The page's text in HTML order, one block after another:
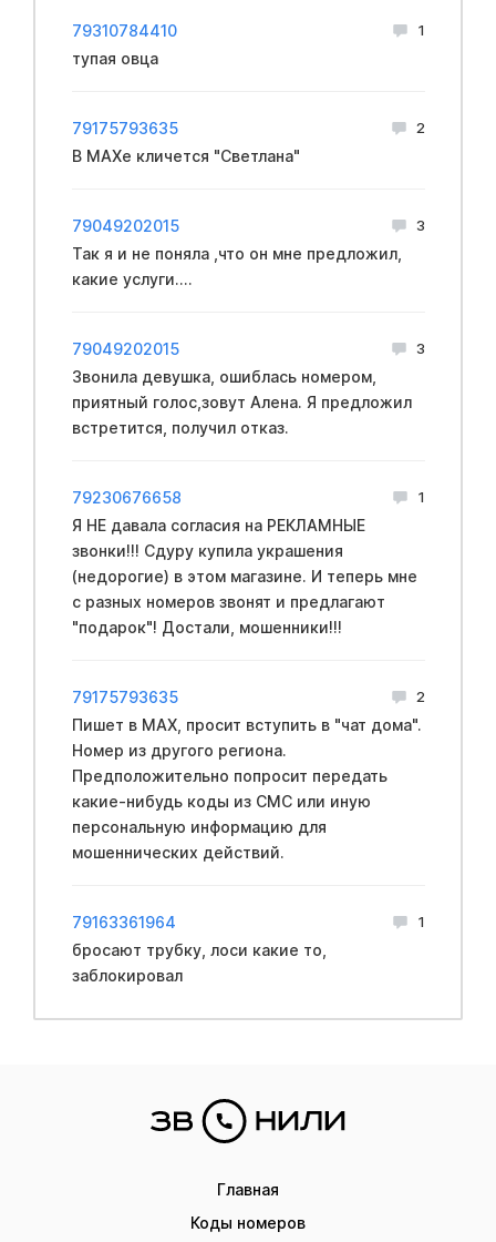
79310784410 1
тупая овца
79175793635 2
В МАХе кличется "Светлана"
79049202015 3
Так я и не поняла ,что он мне предложил,
какие услуги....
79049202015 3
Звонила девушка, ошиблась номером,
приятный голос,зовут Алена. Я предложил
встретится, получил отказ.
79230676658 1
Я НЕ давала согласия на РЕКЛАМНЫЕ
звонки!!! Сдуру купила украшения
(недорогие) в этом магазине. И теперь мне
с разных номеров звонят и предлагают
"подарок"! Достали, мошенники!!!
79175793635 2
Пишет в MAX, просит вступить в "чат дома".
Номер из другого региона.
Предположительно попросит передать
какие-нибудь коды из СМС или иную
персональную информацию для
мошеннических действий.
79163361964 1
бросают трубку, лоси какие то,
заблокировал
Главная
Коды номеров